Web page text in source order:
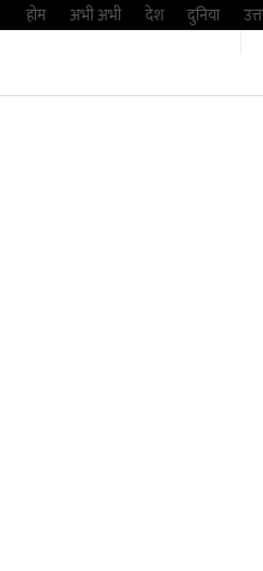
Skipहोम अभी अभी देश दुनिया